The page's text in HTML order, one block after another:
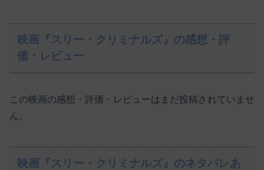
映画『スリー・クリミナルズ』の感想・評
価・レビュー
この映画の感想・評価・レビューはまだ投稿されていませ
ん。
映画『スリー・クリミナルズ』のネタバレあ